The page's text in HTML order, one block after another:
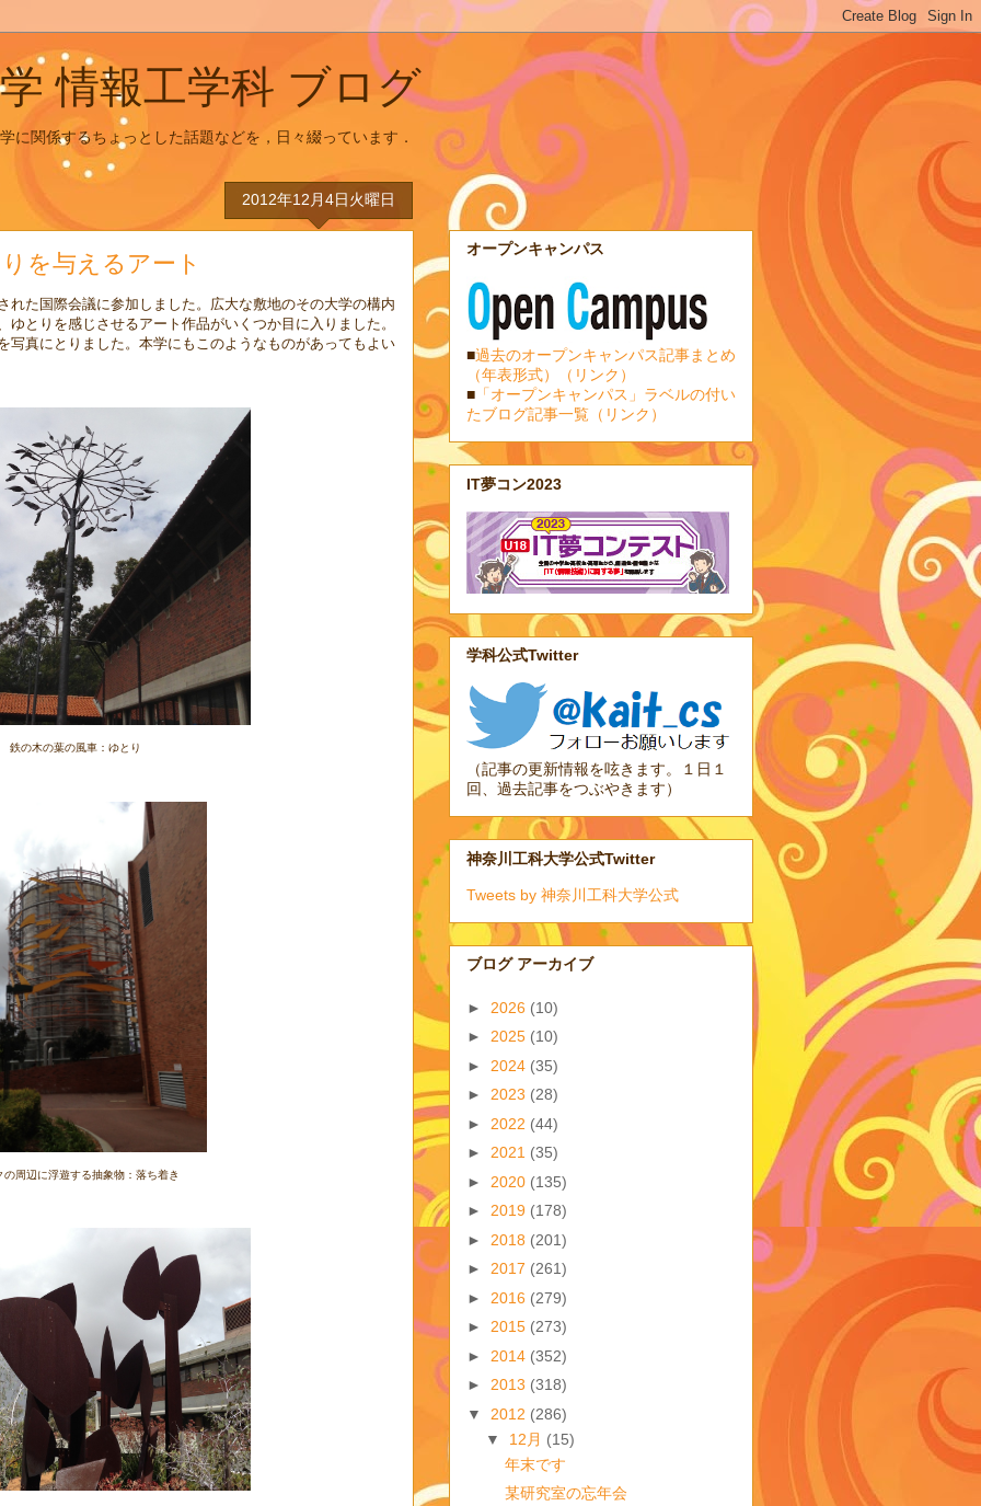
情報工学科 ブログ
に関係するちょっとした話題などを，日々綴っています．
2012年12月4日火曜日
を与えるアート
れた国際会議に参加しました。広大な敷地のその大学の構内
とりを感じさせるアート作品がいくつか目に入りました。
写真にとりました。本学にもこのようなものがあってもよい
鉄の木の葉の風車：ゆとり
の周辺に浮遊する抽象物：落ち着き
オープンキャンパス
■過去のオープンキャンパス記事まとめ
（年表形式）（リンク）
■ 「オープンキャンパス」ラベルの付い
たブログ記事一覧（リンク）
IT夢コン2023
学科公式Twitter
（記事の更新情報を呟きます。１日１
回、過去記事をつぶやきます）
神奈川工科大学公式Twitter
Tweets by 神奈川工科大学公式
ブログ アーカイブ
► 2026 (10)
► 2025 (10)
► 2024 (35)
► 2023 (28)
► 2022 (44)
► 2021 (35)
► 2020 (135)
► 2019 (178)
► 2018 (201)
► 2017 (261)
► 2016 (279)
► 2015 (273)
► 2014 (352)
► 2013 (318)
▼ 2012 (286)
▼ 12月 (15)
年末です
某研究室の忘年会